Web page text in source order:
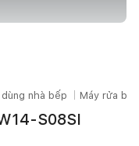
nhà bếp Máy rửa bát
S08SI